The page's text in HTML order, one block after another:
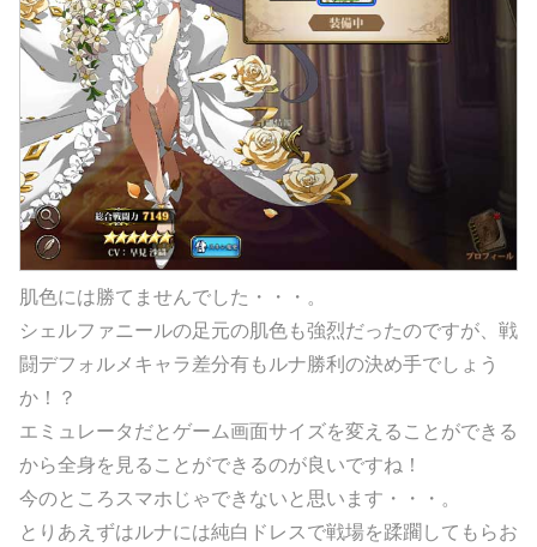
肌色には勝てませんでした・・・。
シェルファニールの足元の肌色も強烈だったのですが、戦
闘デフォルメキャラ差分有もルナ勝利の決め手でしょう
か！？
エミュレータだとゲーム画面サイズを変えることができる
から全身を見ることができるのが良いですね！
今のところスマホじゃできないと思います・・・。
とりあえずはルナには純白ドレスで戦場を蹂躙してもらお